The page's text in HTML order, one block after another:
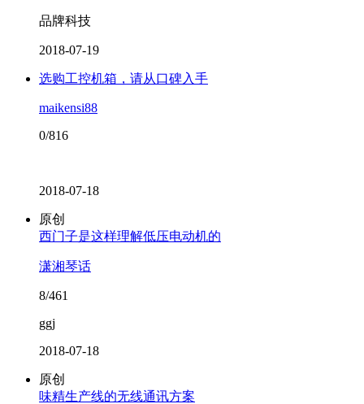
品牌科技
2018-07-19
选购工控机箱，请从口碑入手
maikensi88
0/816
2018-07-18
原创
西门子是这样理解低压电动机的
潇湘琴话
8/461
ggj
2018-07-18
原创
味精生产线的无线通讯方案